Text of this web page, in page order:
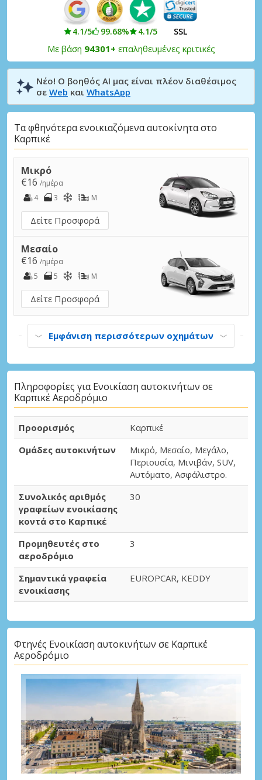
4.1/5 99.68% 4.1/5 SSL
Με βάση 94301+ επαληθευμένες κριτικές
Νέο! Ο βοηθός AI μας είναι πλέον διαθέσιμος
σε Web και WhatsApp
Τα φθηνότερα ενοικιαζόμενα αυτοκίνητα στο
Καρπικέ
Μικρό
€16 /ημέρα
4
3 M
Δείτε Προσφορά
Μεσαίο
€16 /ημέρα
5
5 M
Δείτε Προσφορά
Εμφάνιση περισσότερων οχημάτων
Πληροφορίες για Ενοικίαση αυτοκινήτων σε
Καρπικέ Αεροδρόμιο
Προορισμός
Καρπικέ
Ομάδες αυτοκινήτων
Μικρό, Μεσαίο, Μεγάλο,
Περιουσία, Μινιβάν, SUV,
Αυτόματο, Ασφάλιστρο.
Συνολικός αριθμός
γραφείων ενοικίασης
κοντά στο Καρπικέ
30
Προμηθευτές στο
αεροδρόμιο
3
Σημαντικά γραφεία
ενοικίασης
EUROPCAR, KEDDY
Φτηνές Ενοικίαση αυτοκινήτων σε Καρπικέ
Αεροδρόμιο